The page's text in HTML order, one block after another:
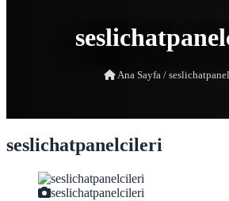
Ana Sayfa /
seslichatpanelcileri
seslichatpanelcileri